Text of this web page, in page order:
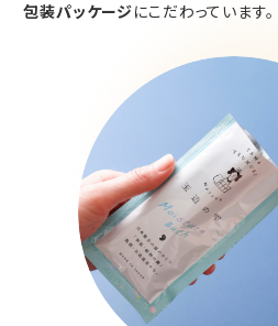
包装パッケージにこだわっています。